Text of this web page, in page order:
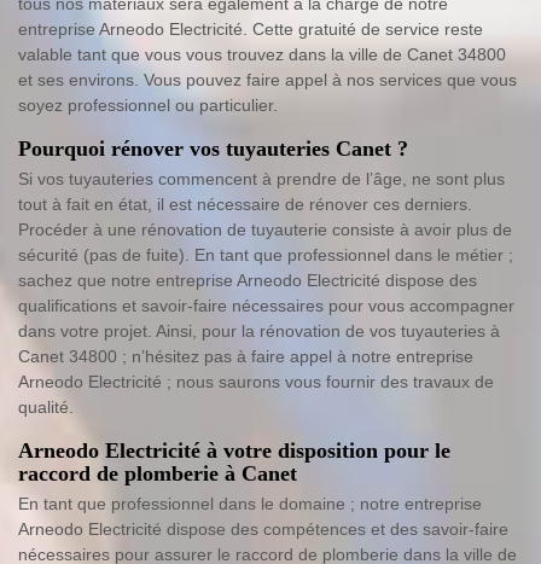
entreprise Arneodo Electricité. Cette gratuité de service reste
valable tant que vous vous trouvez dans la ville de Canet 34800
et ses environs. Vous pouvez faire appel à nos services que vous
soyez professionnel ou particulier.
Pourquoi rénover vos tuyauteries Canet ?
Si vos tuyauteries commencent à prendre de l’âge, ne sont plus
tout à fait en état, il est nécessaire de rénover ces derniers.
Procéder à une rénovation de tuyauterie consiste à avoir plus de
sécurité (pas de fuite). En tant que professionnel dans le métier ;
sachez que notre entreprise Arneodo Electricité dispose des
qualifications et savoir-faire nécessaires pour vous accompagner
dans votre projet. Ainsi, pour la rénovation de vos tuyauteries à
Canet 34800 ; n’hésitez pas à faire appel à notre entreprise
Arneodo Electricité ; nous saurons vous fournir des travaux de
qualité.
Arneodo Electricité à votre disposition pour le
raccord de plomberie à Canet
En tant que professionnel dans le domaine ; notre entreprise
Arneodo Electricité dispose des compétences et des savoir-faire
nécessaires pour assurer le raccord de plomberie dans la ville de